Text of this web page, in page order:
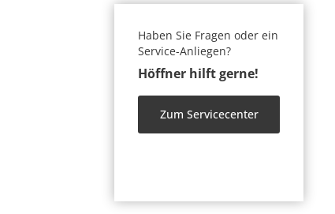
Haben Sie Fragen oder ein
Service-Anliegen?
Höffner hilft gerne!
Zum Servicecenter